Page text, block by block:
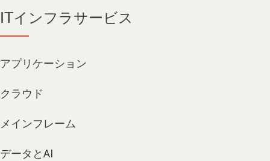
ITインフラサービス
アプリケーション
クラウド
メインフレーム
データとAI